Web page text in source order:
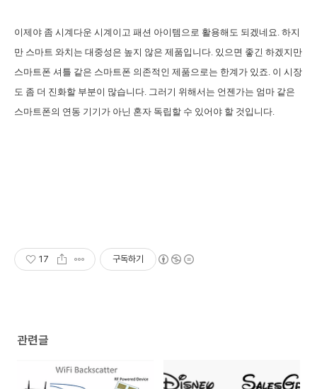
이제야 좀 시계다운 시계이고 패션 아이템으로 활용해도 되겠네요. 하지
만 스마트 와치는 대중성은 높지 않은 제품입니다. 있으면 좋긴 하겠지만
스마트폰 셔틀 같은 스마트폰 의존적인 제품으로는 한계가 있죠. 이 시장
도 좀 더 진화할 부분이 많습니다. 그러기 위해서는 언젠가는 엄마 같은
스마트폰의 연동 기기가 아닌 혼자 독립할 수 있어야 할 것입니다.
17 구독하기
관련글